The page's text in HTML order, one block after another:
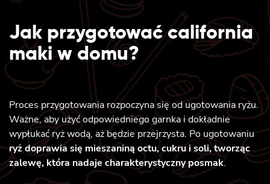
Jak przygotować california
maki w domu?
Proces przygotowania rozpoczyna się od ugotowania ryżu.
Ważne, aby użyć odpowiedniego garnka i dokładnie
wypłukać ryż wodą, aż będzie przejrzysta. Po ugotowaniu
ryż doprawia się mieszaniną octu, cukru i soli, tworząc
zalewę, która nadaje charakterystyczny posmak.